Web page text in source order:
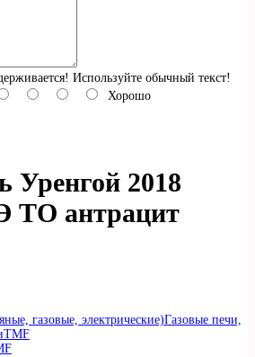
Используйте обычный текст!
Хорошо
Уренгой 2018
ТО антрацит
газовые, электрические)Газовые печи,
TMF